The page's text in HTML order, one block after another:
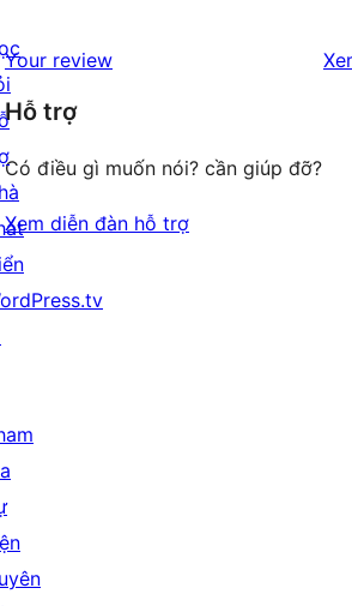
Your review
Hỗ trợ
Có điều gì muốn nói? cần giúp đỡ?
Xem diễn đàn hỗ trợ